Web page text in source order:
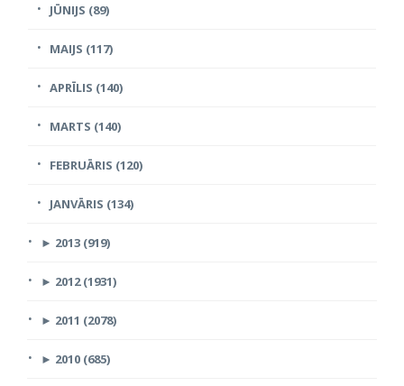
JŪNIJS (89)
MAIJS (117)
APRĪLIS (140)
MARTS (140)
FEBRUĀRIS (120)
JANVĀRIS (134)
► 2013 (919)
► 2012 (1931)
► 2011 (2078)
► 2010 (685)